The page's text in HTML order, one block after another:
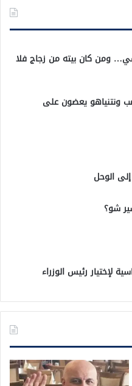
ومن كان بيته من زجاج فلا
ونتنياهو يعضون على
الوحل
شو؟
لإختيار رئيس الوزراء